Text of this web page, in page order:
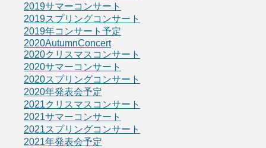
2019サマーコンサート
2019スプリングコンサート
2019年コンサート予定
2020AutumnConcert
2020クリスマスコンサート
2020サマーコンサート
2020スプリングコンサート
2020年発表会予定
2021クリスマスコンサート
2021サマーコンサート
2021スプリングコンサート
2021年発表会予定